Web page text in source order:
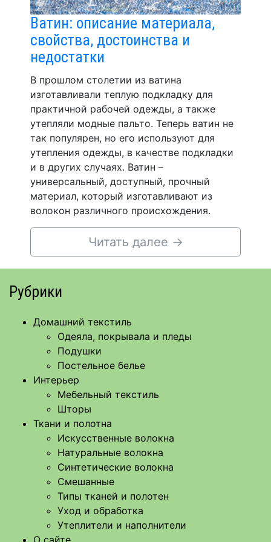
Ватин: описание материала,
свойства, достоинства и
недостатки
В прошлом столетии из ватина
изготавливали теплую подкладку для
практичной рабочей одежды, а также
утепляли модные пальто. Теперь ватин не
так популярен, но его используют для
утепления одежды, в качестве подкладки
и в других случаях. Ватин –
универсальный, доступный, прочный
материал, который изготавливают из
волокон различного происхождения.
Читать далее →
Рубрики
Домашний текстиль
Одеяла, покрывала и пледы
Подушки
Постельное белье
Интерьер
Мебельный текстиль
Шторы
Ткани и полотна
Искусственные волокна
Натуральные волокна
Синтетические волокна
Смешанные
Типы тканей и полотен
Уход и обработка
Утеплители и наполнители